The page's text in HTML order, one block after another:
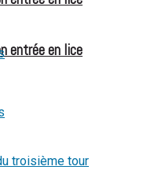
entrée en lice